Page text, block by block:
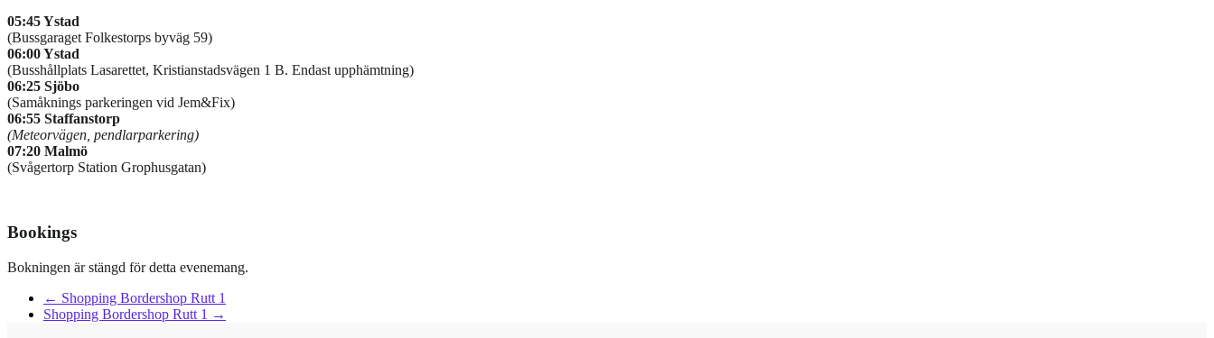
05:45 Ystad
(Bussgaraget Folkestorps byväg 59)
06:00 Ystad
(Busshållplats Lasarettet, Kristianstadsvägen 1 B. Endast upphämtning)
06:25 Sjöbo
(Samåknings parkeringen vid Jem&Fix)
06:55 Staffanstorp
(Meteorvägen, pendlarparkering)
07:20 Malmö
(Svågertorp Station Grophusgatan)
Bookings
Bokningen är stängd för detta evenemang.
← Shopping Bordershop Rutt 1
Shopping Bordershop Rutt 1 →